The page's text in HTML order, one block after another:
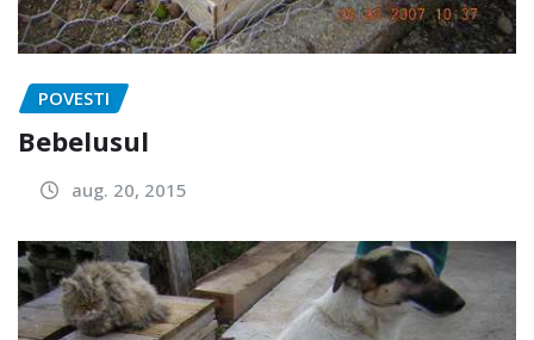
POVESTI
Bebelusul
aug. 20, 2015